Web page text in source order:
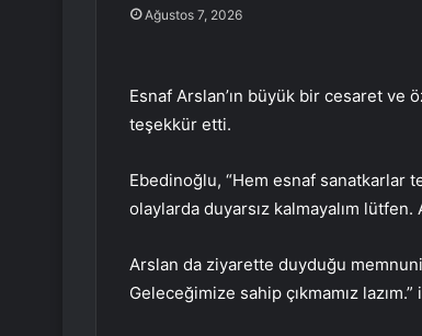
Ağustos 7, 2026
Esnaf Arslan’ın büyük bir cesaret ve
teşekkür etti.
Ebedinoğlu, “Hem esnaf sanatkarlar
olaylarda duyarsız kalmayalım lütfen.
Arslan da ziyarette duyduğu
Geleceğimize sahip çıkmamız